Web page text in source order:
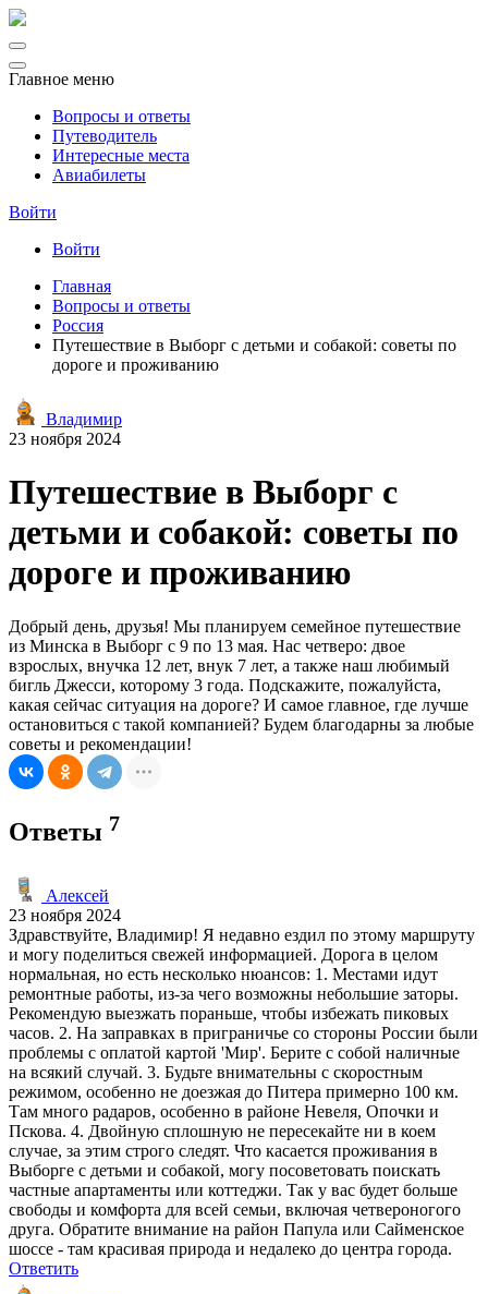
Главное меню
Вопросы и ответы
Путеводитель
Интересные места
Авиабилеты
Войти
Войти
Главная
Вопросы и ответы
Россия
Путешествие в Выборг с детьми и собакой: советы по
дороге и проживанию
Владимир
23 ноября 2024
Путешествие в Выборг с
детьми и собакой: советы по
дороге и проживанию
Добрый день, друзья! Мы планируем семейное путешествие
из Минска в Выборг с 9 по 13 мая. Нас четверо: двое
взрослых, внучка 12 лет, внук 7 лет, а также наш любимый
бигль Джесси, которому 3 года. Подскажите, пожалуйста,
какая сейчас ситуация на дороге? И самое главное, где лучше
остановиться с такой компанией? Будем благодарны за любые
советы и рекомендации!
Ответы 7
Алексей
23 ноября 2024
Здравствуйте, Владимир! Я недавно ездил по этому маршруту
и могу поделиться свежей информацией. Дорога в целом
нормальная, но есть несколько нюансов: 1. Местами идут
ремонтные работы, из-за чего возможны небольшие заторы.
Рекомендую выезжать пораньше, чтобы избежать пиковых
часов. 2. На заправках в приграничье со стороны России были
проблемы с оплатой картой 'Мир'. Берите с собой наличные
на всякий случай. 3. Будьте внимательны с скоростным
режимом, особенно не доезжая до Питера примерно 100 км.
Там много радаров, особенно в районе Невеля, Опочки и
Пскова. 4. Двойную сплошную не пересекайте ни в коем
случае, за этим строго следят. Что касается проживания в
Выборге с детьми и собакой, могу посоветовать поискать
частные апартаменты или коттеджи. Так у вас будет больше
свободы и комфорта для всей семьи, включая четвероногого
друга. Обратите внимание на район Папула или Сайменское
шоссе - там красивая природа и недалеко до центра города.
Ответить